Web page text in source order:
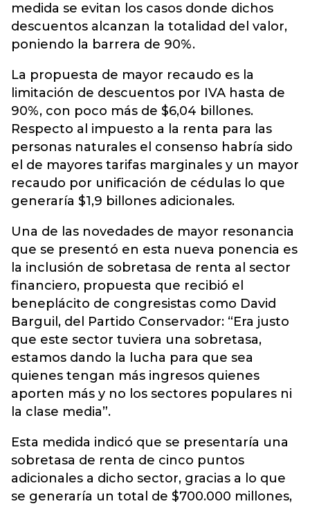
medida se evitan los casos donde dichos
descuentos alcanzan la totalidad del valor,
poniendo la barrera de 90%.
La propuesta de mayor recaudo es la
limitación de descuentos por IVA hasta de
90%, con poco más de $6,04 billones.
Respecto al impuesto a la renta para las
personas naturales el consenso habría sido
el de mayores tarifas marginales y un mayor
recaudo por unificación de cédulas lo que
generaría $1,9 billones adicionales.
Una de las novedades de mayor resonancia
que se presentó en esta nueva ponencia es
la inclusión de sobretasa de renta al sector
financiero, propuesta que recibió el
beneplácito de congresistas como David
Barguil, del Partido Conservador: “Era justo
que este sector tuviera una sobretasa,
estamos dando la lucha para que sea
quienes tengan más ingresos quienes
aporten más y no los sectores populares ni
la clase media”.
Esta medida indicó que se presentaría una
sobretasa de renta de cinco puntos
adicionales a dicho sector, gracias a lo que
se generaría un total de $700.000 millones,